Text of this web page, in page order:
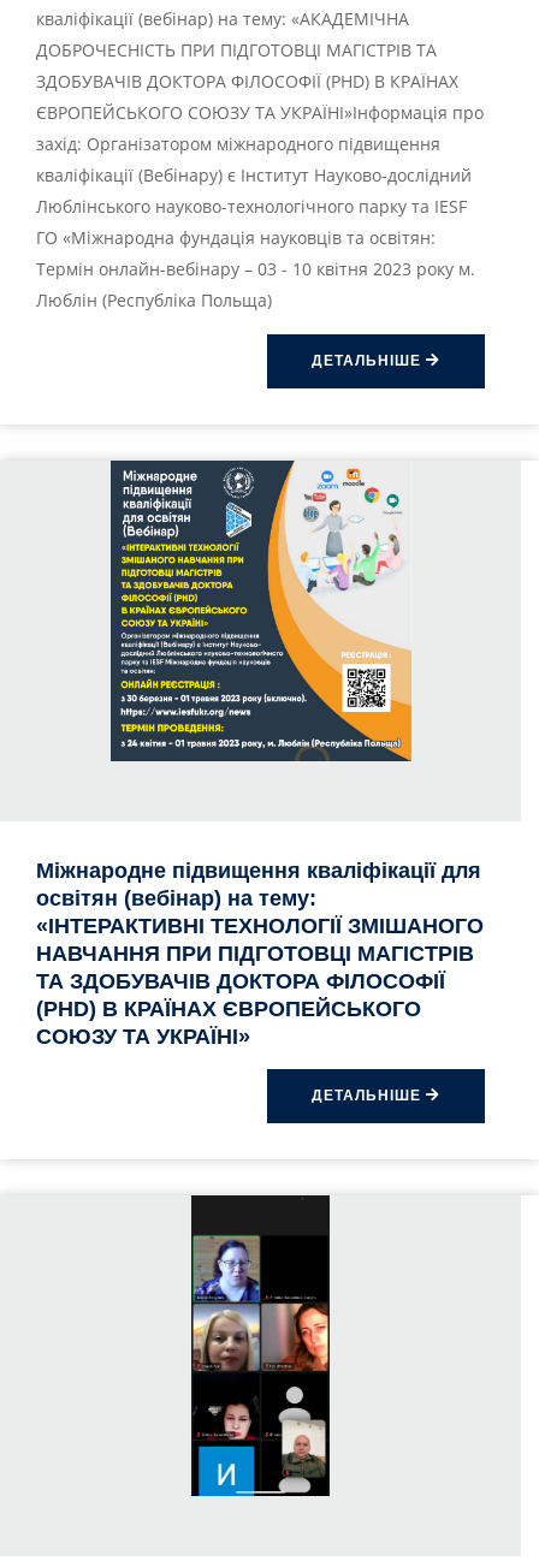
кваліфікації (вебінар) на тему: «АКАДЕМІЧНА
ДОБРОЧЕСНІСТЬ ПРИ ПІДГОТОВЦІ МАГІСТРІВ ТА
ЗДОБУВАЧІВ ДОКТОРА ФІЛОСОФІЇ (PHD) В КРАЇНАХ
ЄВРОПЕЙСЬКОГО СОЮЗУ ТА УКРАЇНІ»Інформація про
захід: Організатором міжнародного підвищення
кваліфікації (Вебінару) є Інститут Науково-дослідний
Люблінського науково-технологічного парку та IESF
ГО «Міжнародна фундація науковців та освітян:
Термін онлайн-вебінару – 03 - 10 квітня 2023 року м.
Люблін (Республіка Польща)
ДЕТАЛЬНІШЕ
Міжнародне підвищення кваліфікації для
освітян (вебінар) на тему:
«IНТЕРАКТИВНІ ТЕХНОЛОГІЇ ЗМІШАНОГО
НАВЧАННЯ ПРИ ПІДГОТОВЦІ МАГІСТРІВ
ТА ЗДОБУВАЧІВ ДОКТОРА ФІЛОСОФІЇ
(PHD) В КРАЇНАХ ЄВРОПЕЙСЬКОГО
СОЮЗУ ТА УКРАЇНІ»
ДЕТАЛЬНІШЕ